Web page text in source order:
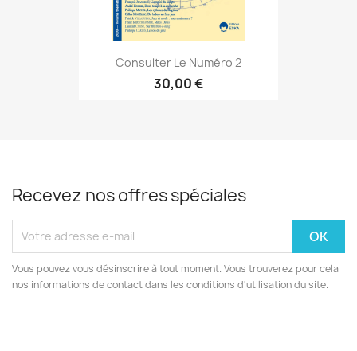
Consulter Le Numéro 2
30,00 €
Recevez nos offres spéciales
Vous pouvez vous désinscrire à tout moment. Vous trouverez pour cela
nos informations de contact dans les conditions d'utilisation du site.